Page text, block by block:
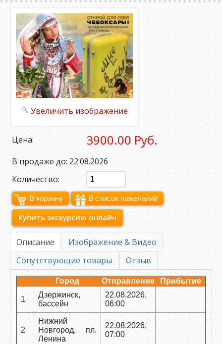
Увеличить изображение
Цена: 3900.00 Руб.
В продаже до: 22.08.2026
Количество:
Купить экскурсию онлайн
Описание
Изображение & Видео
Сопутствующие товары
Отзыв
Город Отправление Прибытие
1
Дзержинск,
бассейн
22.08.2026,
06:00
2
Нижний
Новгород, пл.
Ленина
22.08.2026,
07:00